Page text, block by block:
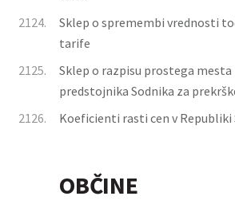
2124.
Sklep o spremembi vrednosti
tarife
2125.
Sklep o razpisu prostega
predstojnika Sodnika za
2126.
Koeficienti rasti cen v Republiki
OBČINE